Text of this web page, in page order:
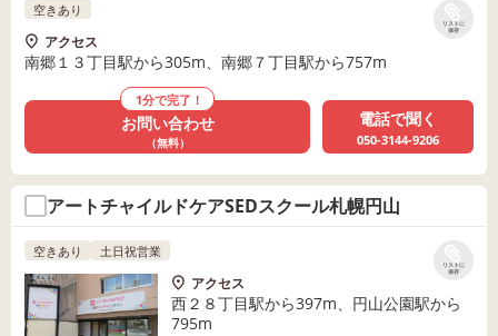
リストに
保存
空きあり
アクセス
南郷１３丁目駅から305m、南郷７丁目駅から757m
1分で完了！
お問い合わせ
（無料）
電話で聞く
050-3144-9206
アートチャイルドケアSEDスクール札幌円山
リストに
保存
空きあり 土日祝営業
アクセス
西２８丁目駅から397m、円山公園駅から
795m